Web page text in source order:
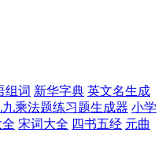
组词 新华字典 英文名生成
九乘法题练习题生成器 小学
宋词大全 四书五经 元曲